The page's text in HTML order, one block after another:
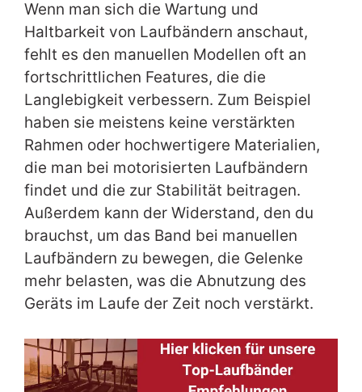
Wenn man sich die Wartung und
Haltbarkeit von Laufbändern anschaut,
fehlt es den manuellen Modellen oft an
fortschrittlichen Features, die die
Langlebigkeit verbessern. Zum Beispiel
haben sie meistens keine verstärkten
Rahmen oder hochwertigere Materialien,
die man bei motorisierten Laufbändern
findet und die zur Stabilität beitragen.
Außerdem kann der Widerstand, den du
brauchst, um das Band bei manuellen
Laufbändern zu bewegen, die Gelenke
mehr belasten, was die Abnutzung des
Geräts im Laufe der Zeit noch verstärkt.